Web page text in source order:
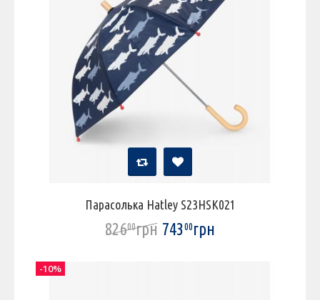
Парасолька Hatley S23HSK021
82600грн 74300грн
-10%